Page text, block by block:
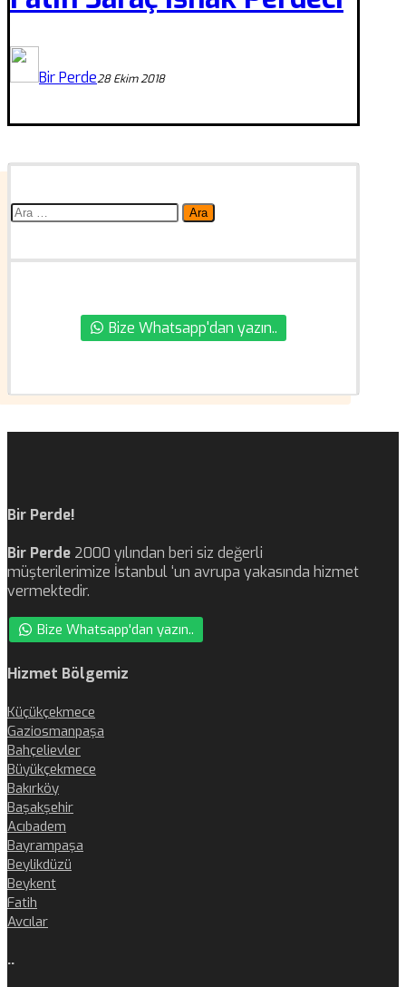
Bir Perde28 Ekim 2018
Arama:
Bize Whatsapp'dan yazın..
Bir Perde!
Bir Perde 2000 yılından beri siz değerli
müşterilerimize İstanbul ‘un avrupa yakasında hizmet
vermektedir.
Bize Whatsapp'dan yazın..
Hizmet Bölgemiz
Küçükçekmece
Gaziosmanpaşa
Bahçelievler
Büyükçekmece
Bakırköy
Başakşehir
Acıbadem
Bayrampaşa
Beylikdüzü
Beykent
Fatih
Avcılar
..